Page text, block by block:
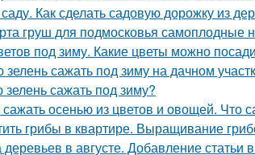
Как сделать садовую дорожку из
груш для подмосковья самоплодные
под зиму. Какие цветы можно
зелень сажать под зиму на дачном
сажать под зиму?
осенью из цветов и овощей. Что
грибы в квартире. Выращивание
в августе. Добавление статьи